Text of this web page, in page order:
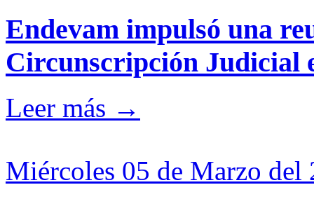
Endevam impulsó una
Circunscripción Judicial
Leer más →
Miércoles 05 de Marzo del